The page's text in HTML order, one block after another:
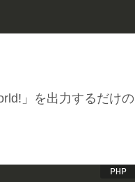
」を出力するだけの